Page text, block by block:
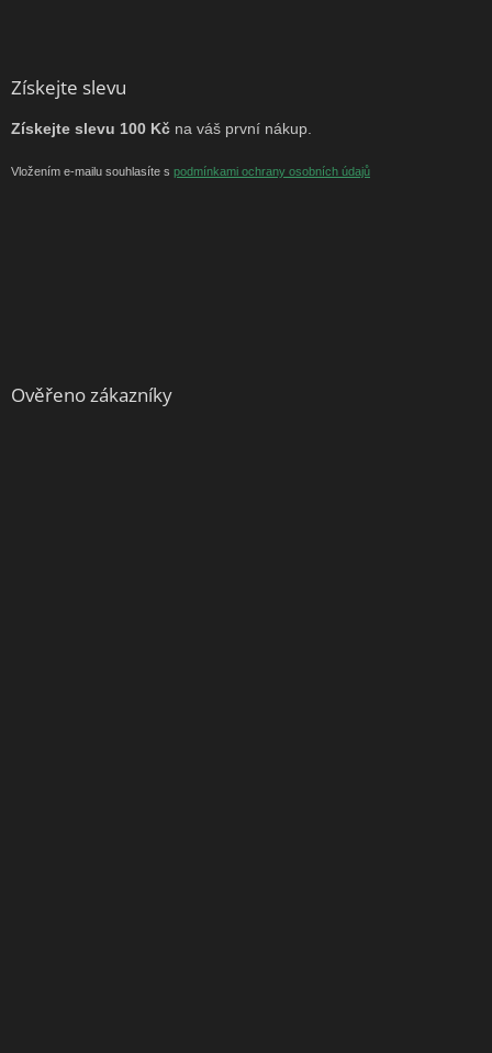
Získejte slevu
Získejte slevu 100 Kč na váš první nákup.
Vložením e-mailu souhlasíte s podmínkami ochrany osobních údajů
Ověřeno zákazníky